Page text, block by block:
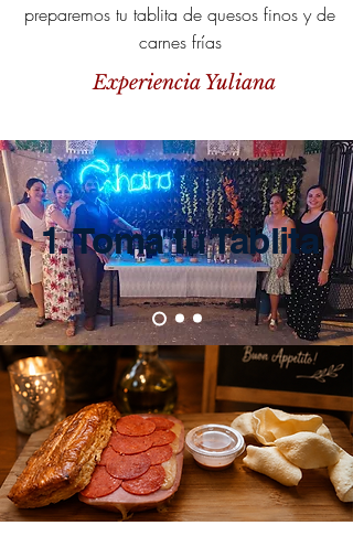
preparemos tu tablita de quesos finos y de
carnes frías
Experiencia Yuliana
1. Toma tu Tablita